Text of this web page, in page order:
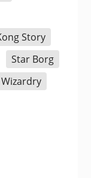
Story
Star Borg